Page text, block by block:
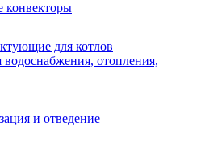
конвекторы
для котлов
отопления,
и отведение